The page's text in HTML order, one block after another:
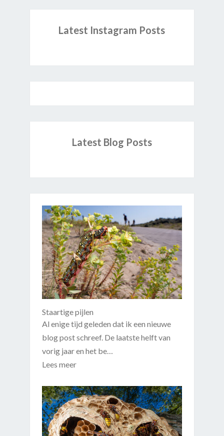
Latest Instagram Posts
Latest Blog Posts
Staartige pijlen
Al enige tijd geleden dat ik een nieuwe
blog post schreef. De laatste helft van
vorig jaar en het be…
Lees meer